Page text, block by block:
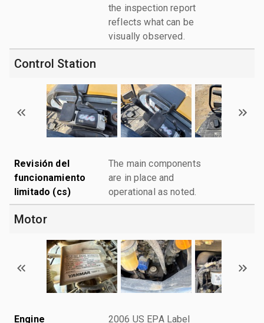
the inspection report
reflects what can be
visually observed.
Control Station
Revisión del
funcionamiento
limitado (cs)
The main components
are in place and
operational as noted.
Motor
Engine 2006 US EPA Label